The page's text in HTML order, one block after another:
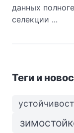
данных
селекции ...
Теги и